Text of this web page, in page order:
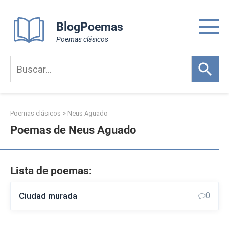
content
BlogPoemas
Poemas clásicos
Poemas clásicos > Neus Aguado
Poemas de Neus Aguado
Lista de poemas:
Ciudad murada 0